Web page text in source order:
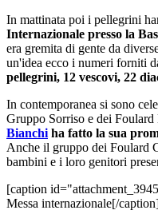
In mattinata poi i pellegrini
Internazionale presso la
era gremita di gente da
un'idea ecco i numeri forniti
pellegrini, 12 vescovi, 22
In contemporanea si sono
Gruppo Sorriso e dei
Bianchi ha fatto la sua
Anche il gruppo dei Foulard
bambini e i loro genitori
[caption
Messa internazionale[/